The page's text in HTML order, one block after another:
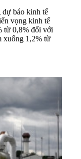
báo kinh tế
vọng kinh tế
từ 0,8% đối với
xuống 1,2% từ